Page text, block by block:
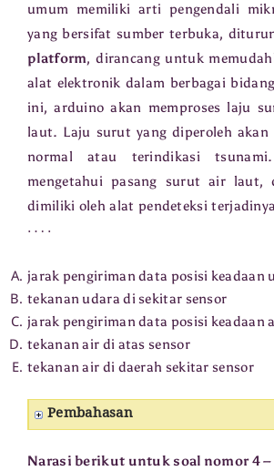
umum memiliki arti pengendali
yang bersifat sumber terbuka,
platform, dirancang untuk
alat elektronik dalam berbagai
ini, arduino akan memproses laju
laut. Laju surut yang diperoleh akan
normal atau terindikasi
mengetahui pasang surut air laut,
dimiliki oleh alat pendeteksi
jarak pengiriman data posisi keadaan
tekanan udara di sekitar sensor
jarak pengiriman data posisi keadaan
tekanan air di atas sensor
tekanan air di daerah sekitar sensor
Pembahasan
Narasi berikut untuk soal nomor 4 –